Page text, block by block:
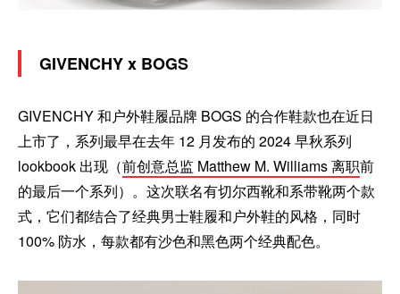
GIVENCHY x BOGS
GIVENCHY 和户外鞋履品牌 BOGS 的合作鞋款也在近日
上市了，系列最早在去年 12 月发布的 2024 早秋系列
lookbook 出现（前创意总监 Matthew M. Williams 离职前
的最后一个系列）。这次联名有切尔西靴和系带靴两个款
式，它们都结合了经典男士鞋履和户外鞋的风格，同时
100% 防水，每款都有沙色和黑色两个经典配色。